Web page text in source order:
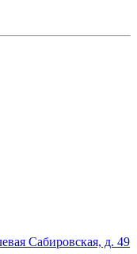
Сабировская, д. 49